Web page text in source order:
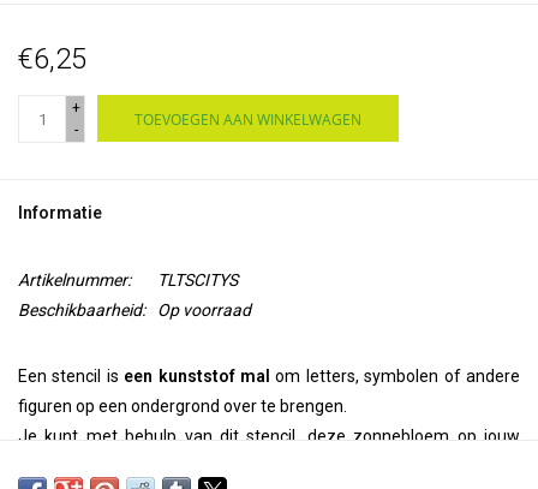
€6,25
+
-
TOEVOEGEN AAN WINKELWAGEN
Informatie
Artikelnummer:
TLTSCITYS
Beschikbaarheid:
Op voorraad
Een stencil is een kunststof mal om letters, symbolen of andere
figuren op een ondergrond over te brengen.
Je kunt met behulp van dit stencil, deze zonnebloem op jouw